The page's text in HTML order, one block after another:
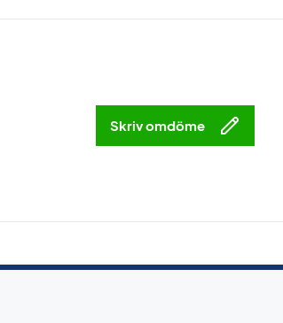
Skriv omdöme